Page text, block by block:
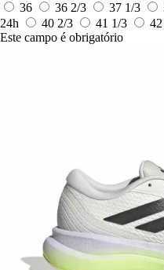
36
36 2/3 37 1/3
24h
40 2/3 41 1/3
Este campo é obrigatório